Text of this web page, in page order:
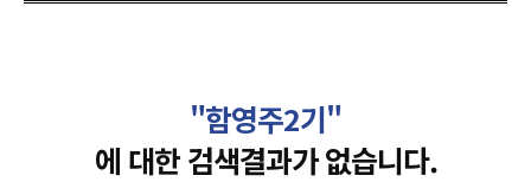
"함영주2기"
에 대한 검색결과가 없습니다.